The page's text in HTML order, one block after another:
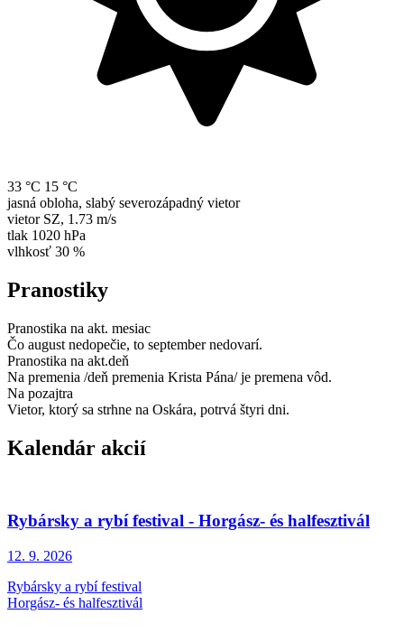
33 °C 15 °C
jasná obloha, slabý severozápadný vietor
vietor SZ, 1.73 m/s
tlak 1020 hPa
vlhkosť 30 %
Pranostiky
Pranostika na akt. mesiac
Čo august nedopečie, to september nedovarí.
Pranostika na akt.deň
Na premenia /deň premenia Krista Pána/ je premena vôd.
Na pozajtra
Vietor, ktorý sa strhne na Oskára, potrvá štyri dni.
Kalendár akcií
Rybársky a rybí festival - Horgász- és halfesztivál
12. 9. 2026
Rybársky a rybí festival
Horgász- és halfesztivál